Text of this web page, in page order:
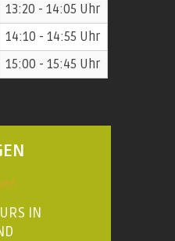
13:20 - 14:05 Uhr
14:10 - 14:55 Uhr
15:00 - 15:45 Uhr
IN